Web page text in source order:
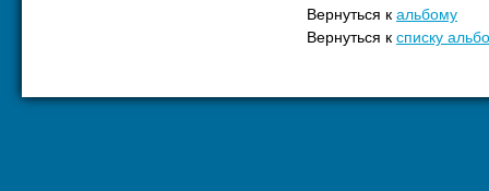
Вернуться к альбому
Вернуться к списку